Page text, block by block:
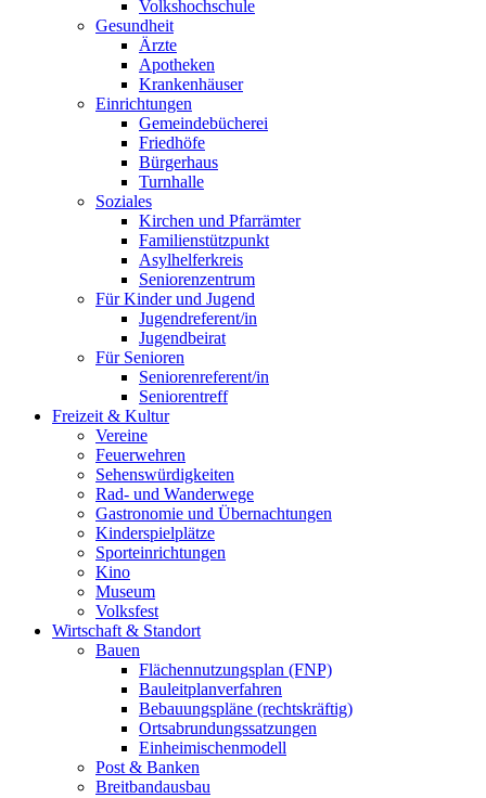
Volkshochschule
Gesundheit
Ärzte
Apotheken
Krankenhäuser
Einrichtungen
Gemeindebücherei
Friedhöfe
Bürgerhaus
Turnhalle
Soziales
Kirchen und Pfarrämter
Familienstützpunkt
Asylhelferkreis
Seniorenzentrum
Für Kinder und Jugend
Jugendreferent/in
Jugendbeirat
Für Senioren
Seniorenreferent/in
Seniorentreff
Freizeit & Kultur
Vereine
Feuerwehren
Sehenswürdigkeiten
Rad- und Wanderwege
Gastronomie und Übernachtungen
Kinderspielplätze
Sporteinrichtungen
Kino
Museum
Volksfest
Wirtschaft & Standort
Bauen
Flächennutzungsplan (FNP)
Bauleitplanverfahren
Bebauungspläne (rechtskräftig)
Ortsabrundungssatzungen
Einheimischenmodell
Post & Banken
Breitbandausbau